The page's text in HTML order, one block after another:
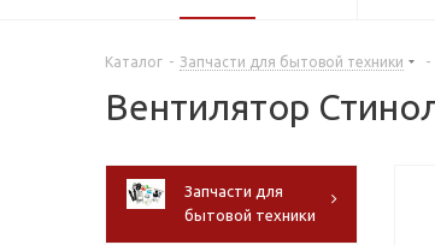
Каталог - Запчасти для бытовой техники -
Вентилятор
Запчасти для
бытовой техники